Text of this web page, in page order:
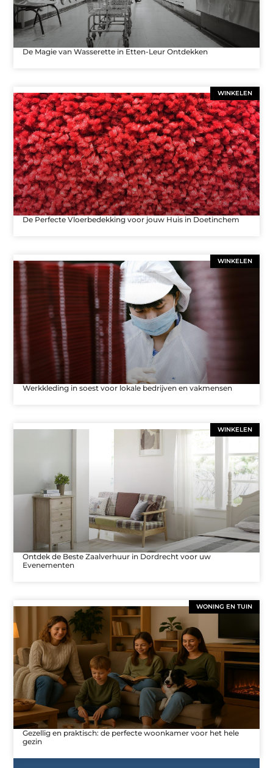
De Magie van Wasserette in Etten-Leur Ontdekken
WINKELEN
De Perfecte Vloerbedekking voor jouw Huis in Doetinchem
WINKELEN
Werkkleding in soest voor lokale bedrijven en vakmensen
WINKELEN
Ontdek de Beste Zaalverhuur in Dordrecht voor uw
Evenementen
WONING EN TUIN
Gezellig en praktisch: de perfecte woonkamer voor het hele
gezin